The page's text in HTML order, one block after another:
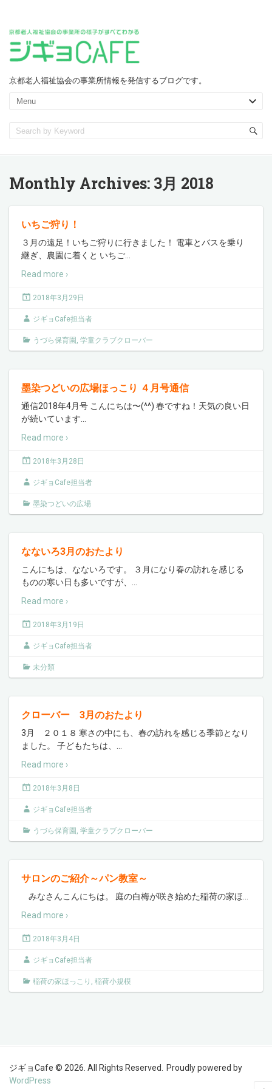
京都老人福祉協会の事業所情報を発信するブログです。
Monthly Archives: 3月 2018
いちご狩り！
３月の遠足！いちご狩りに行きました！ 電車とバスを乗り
継ぎ、農園に着くと いちご
Read more ›
2018年3月29日
ジギョCafe担当者
うづら保育園 , 学童クラブクローバー
墨染つどいの広場ほっこり ４月号通信
通信2018年4月号 こんにちは〜(^^) 春ですね！天気の良い日
が続いています
Read more ›
2018年3月28日
ジギョCafe担当者
墨染つどいの広場
なないろ3月のおたより
こんにちは、なないろです。 ３月になり春の訪れを感じる
ものの寒い日も多いですが、
Read more ›
2018年3月19日
ジギョCafe担当者
未分類
クローバー 3月のおたより
3月 ２０１８ 寒さの中にも、春の訪れを感じる季節となり
ました。 子どもたちは、
Read more ›
2018年3月8日
ジギョCafe担当者
うづら保育園 , 学童クラブクローバー
サロンのご紹介～パン教室～
みなさんこんにちは。 庭の白梅が咲き始めた稲荷の家ほ
Read more ›
2018年3月4日
ジギョCafe担当者
稲荷の家ほっこり , 稲荷小規模
ジギョCafe © 2026. All Rights Reserved.
Proudly powered by
WordPress